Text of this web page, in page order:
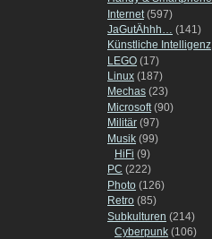
Internet (597)
JaGutÄhhh… (141)
Künstliche Intelligenz
LEGO (17)
Linux (187)
Mechas (23)
Microsoft(90)
Militär (97)
Musik (99)
HiFi (9)
PC (222)
Photo (126)
Retro (85)
Subkulturen (214)
Cyberpunk (106)